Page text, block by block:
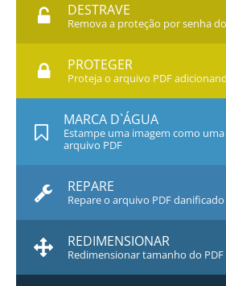
DESTRAVE
Remova a proteção por senha
PROTEGER
Proteja o arquivo PDF
MARCA D`ÁGUA
Estampe uma imagem como
arquivo PDF
REPARE
Repare o arquivo PDF danificado
REDIMENSIONAR
Redimensionar tamanho do PDF